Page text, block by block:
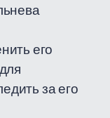
его
за его